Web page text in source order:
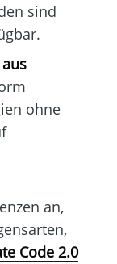
sind
ohne
an,
Code 2.0